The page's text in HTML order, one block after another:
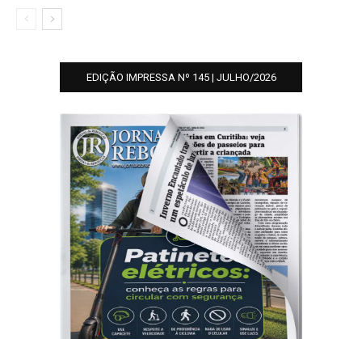
EDIÇÃO IMPRESSA Nº 145 | JULHO/2026